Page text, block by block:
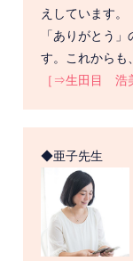
えしています。
「ありがとう
す。これからも
［⇒生田目 浩
◆亜子先生